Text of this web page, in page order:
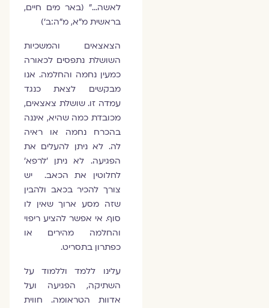
לאשה…" (באר מים חיים,
בראשית מ״א, מ״ה:ב׳)
הצאצאים והמשכיות
השושלת נתפסים לכאורה
כמעין נחמה והחלמה. אנו
מבקשים לצאת כנגד
עמדה זו. שושלת צאצאים,
מכובדת כמה שהיא, איננה
בהכרח נחמה או ראיה
לה. לא ניתן להעלים את
הפגיעה. לא ניתן 'לרפא'
לחלוטין את הכאב. יש
צורך להכיר בכאב ולהבין
שזה מסע ארוך שאין לו
סוף. אי אפשר להציע ריפוי
והחלמה מהירים או
כפתרון בתסריט.
עלינו ללמד וללמוד על
השתיקה, הפגיעה ועל
אדוות הטראומה. חווית